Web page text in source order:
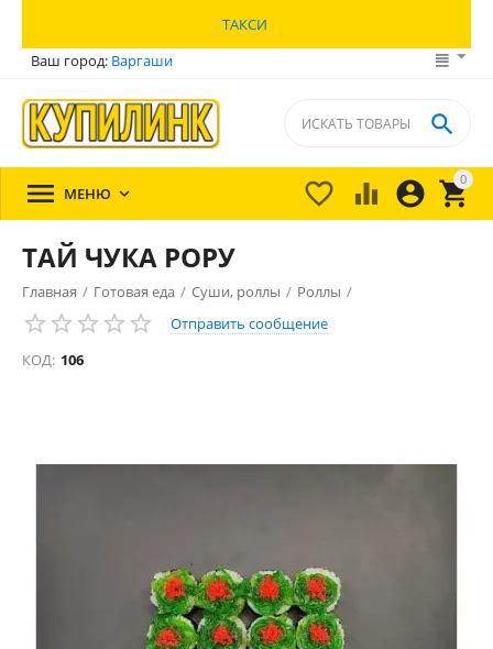
ТАКСИ
Ваш город: Варгаши
0


 

 МЕНЮ 
ТАЙ ЧУКА РОРУ
Главная / Готовая еда / Суши, роллы / Роллы /
Отправить сообщение
КОД: 106